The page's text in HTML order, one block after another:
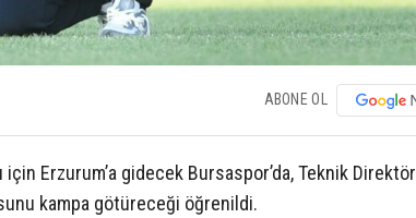
ABONE OL
Erzurum’a gidecek Bursaspor’da, Teknik Direktör
kampa götüreceği öğrenildi.